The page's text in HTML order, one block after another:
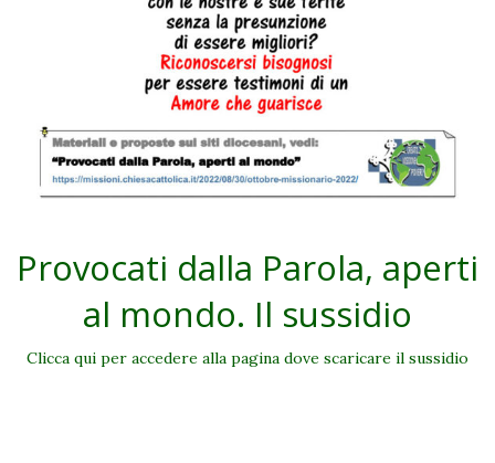
Provocati dalla Parola, aperti
al mondo. Il sussidio
Clicca qui per accedere alla pagina dove scaricare il sussidio